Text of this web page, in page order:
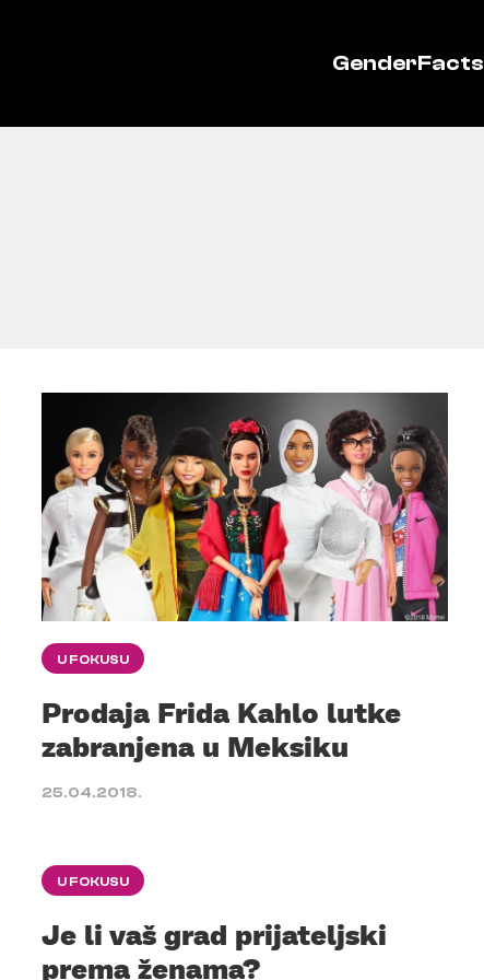
GenderFacts
U FOKUSU
Prodaja Frida Kahlo lutke
zabranjena u Meksiku
25.04.2018.
U FOKUSU
Je li vaš grad prijateljski
prema ženama?